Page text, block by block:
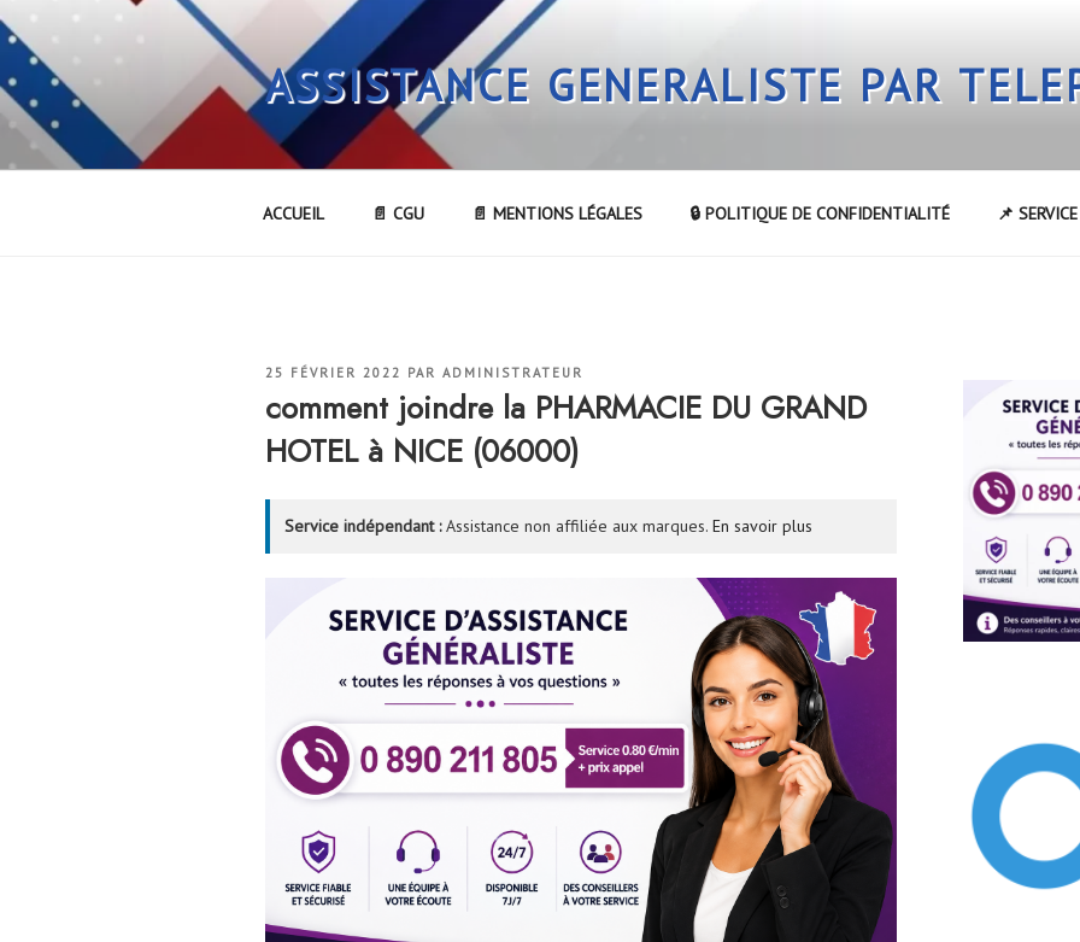
Aller
au
contenu
principal
ASSISTANCE GENERALISTE PAR
ACCUEIL 📄 CGU 📄 MENTIONS LÉGALES 🔒 POLITIQUE DE CONFIDENTIALITÉ 📌
PUBLIÉ
25 FÉVRIER 2022 PAR ADMINISTRATEUR
comment joindre la PHARMACIE DU GRAND
HOTEL à NICE (06000)
Service indépendant :Assistance non affiliée aux marques. En savoir plus